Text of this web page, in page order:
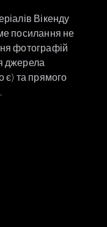
Вікенду
посилання не
фотографій
джерела
є) та прямого